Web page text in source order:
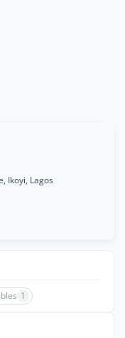
Ikoyi, Lagos
1